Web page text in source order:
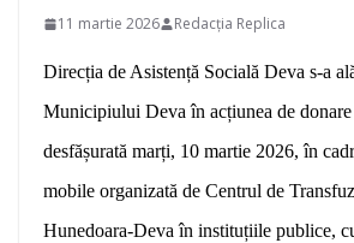
11 martie 2026 Redacția Replica
Direcția de Asistență Socială Deva s-a
Municipiului Deva în acțiunea de donare
desfășurată marți, 10 martie 2026, în
mobile organizată de Centrul de
Hunedoara-Deva în instituțiile publice,